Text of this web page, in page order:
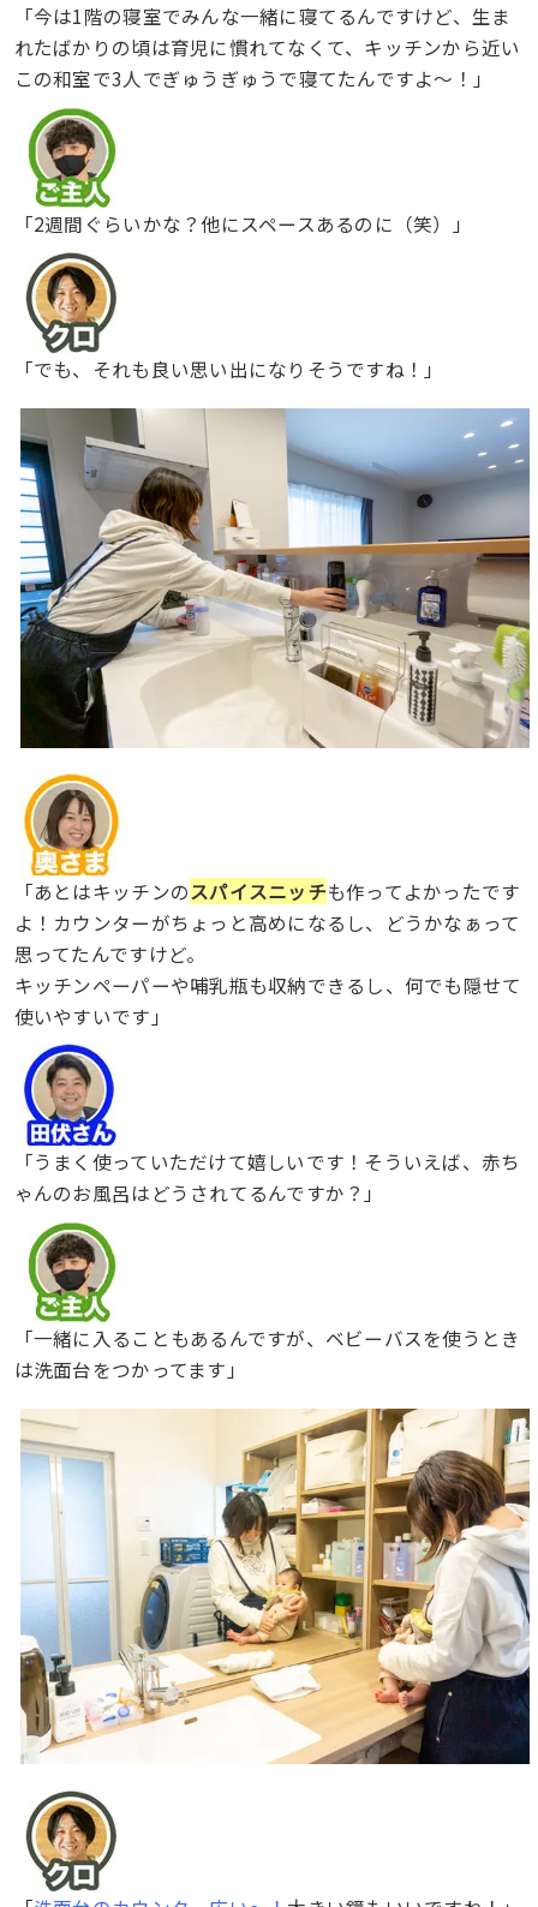
「今は1階の寝室でみんな一緒に寝てるんですけど、生ま
れたばかりの頃は育児に慣れてなくて、キッチンから近い
この和室で3人でぎゅうぎゅうで寝てたんですよ〜！」
「2週間ぐらいかな？他にスペースあるのに（笑）」
「でも、それも良い思い出になりそうですね！」
「あとはキッチンのスパイスニッチも作ってよかったです
よ！カウンターがちょっと高めになるし、どうかなぁって
思ってたんですけど。
キッチンペーパーや哺乳瓶も収納できるし、何でも隠せて
使いやすいです」
「うまく使っていただけて嬉しいです！そういえば、赤ち
ゃんのお風呂はどうされてるんですか？」
「一緒に入ることもあるんですが、ベビーバスを使うとき
は洗面台をつかってます」